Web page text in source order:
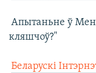
 Апытаньне ў
кляшчоў?"
Беларускі